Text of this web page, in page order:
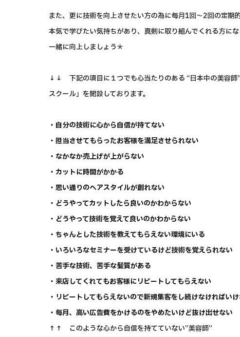
また、更に技術を向上させたい方の為に毎月1回～2回の定期
本気で学びたい気持ちがあり、真剣に取り組んでくれる方に
一緒に向上しましょう＊
↓↓ 下記の項目に１つでも心当たりのある “日本中の美容師
スクール」を開設しております。
・自分の技術に心から自信が持てない
・担当させてもらったお客様を満足させられない
・なかなか売上げが上がらない
・カットに時間がかかる
・思い通りのヘアスタイルが創れない
・どうやってカットしたら良いのかわからない
・どうやって技術を覚えて良いのかわからない
・ちゃんとした技術を教えてもらえない環境にいる
・いろいろなセミナーを受けているけど技術を覚えられない
・苦手な技術、苦手な髪質がある
・来店してくれてもお客様にリピートしてもらえない
・リピートしてもらえないので新規集客をし続けなければい
・毎月、高い広告費をかけるのをやめたいけど抜け出せない
↑↑ このような心から自信を持てていない”美容師”